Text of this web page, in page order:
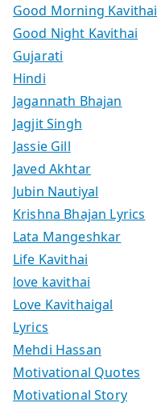
Good Morning Kavithai
Good Night Kavithai
Gujarati
Hindi
Jagannath Bhajan
Jagjit Singh
Jassie Gill
Javed Akhtar
Jubin Nautiyal
Krishna Bhajan Lyrics
Lata Mangeshkar
Life Kavithai
love kavithai
Love Kavithaigal
Lyrics
Mehdi Hassan
Motivational Quotes
Motivational Story